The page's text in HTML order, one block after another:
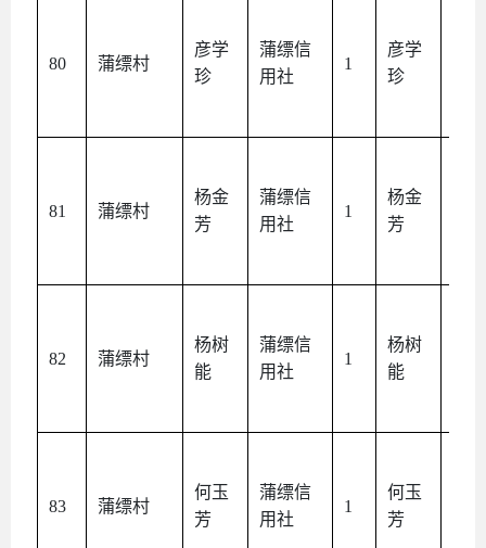
80 蒲缥村
彦学
珍
蒲缥信
用社
1
彦学
珍
81 蒲缥村
杨金
芳
蒲缥信
用社
1
杨金
芳
82 蒲缥村
杨树
能
蒲缥信
用社
1
杨树
能
83 蒲缥村
何玉
芳
蒲缥信
用社
1
何玉
芳